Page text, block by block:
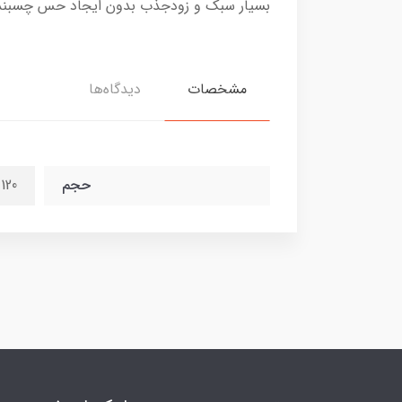
بسیار سبک و زودجذب بدون ایجاد حس
مشخصات دیدگاه‌ها
حجم 120 میل